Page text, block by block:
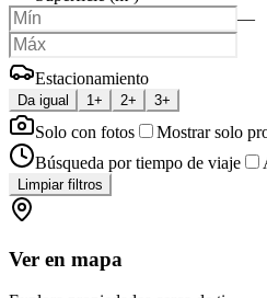
—
Estacionamiento
Da igual 1+ 2+ 3+
Solo con fotos
Mostrar solo
Búsqueda por tiempo de viaje
Limpiar filtros
Ver en mapa